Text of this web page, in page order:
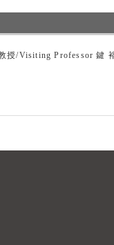
/Visiting Professor 鍵